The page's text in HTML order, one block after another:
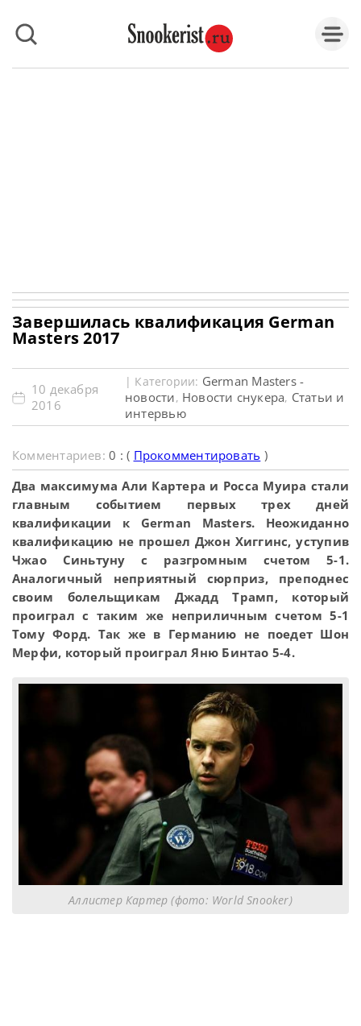
Завершилась квалификация German
Masters 2017
10 декабря
2016
| Категории: German Masters -
новости, Новости снукера, Статьи и
интервью
Комментариев:0 : ( Прокомментировать )
Два максимума Али Картера и Росса Муира стали
главным событием первых трех дней
квалификации к German Masters. Неожиданно
квалификацию не прошел Джон Хиггинс, уступив
Чжао Синьтуну с разгромным счетом 5-1.
Аналогичный неприятный сюрприз, преподнес
своим болельщикам Джадд Трамп, который
проиграл с таким же неприличным счетом 5-1
Тому Форд. Так же в Германию не поедет Шон
Мерфи, который проиграл Яню Бинтао 5-4.
Аллистер Картер (фото: World Snooker)